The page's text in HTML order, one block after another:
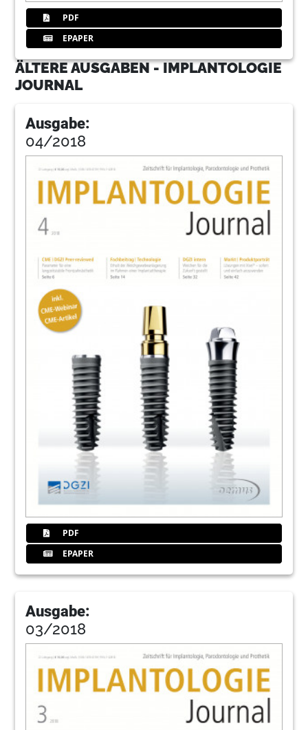
PDF
EPAPER
ÄLTERE AUSGABEN - IMPLANTOLOGIE
JOURNAL
Ausgabe:
04/2018
PDF
EPAPER
Ausgabe:
03/2018